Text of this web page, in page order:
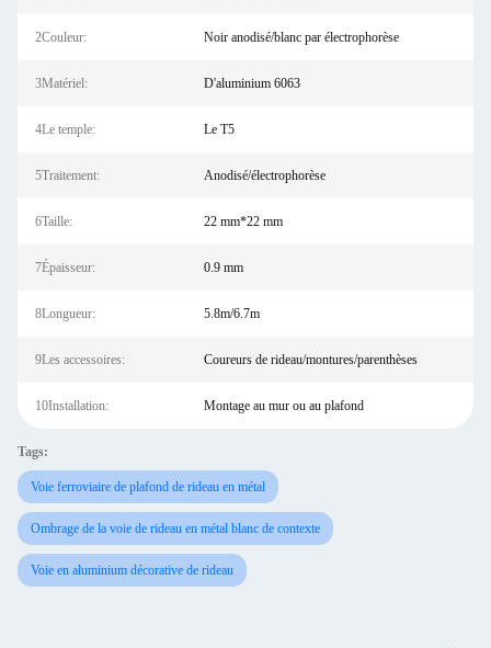
2Couleur: Noir anodisé/blanc par électrophorèse
3Matériel: D'aluminium 6063
4Le temple: Le T5
5Traitement: Anodisé/électrophorèse
6Taille: 22 mm*22 mm
7Épaisseur: 0.9 mm
8Longueur: 5.8m/6.7m
9Les accessoires: Coureurs de rideau/montures/parenthèses
10Installation: Montage au mur ou au plafond
Tags:
Voie ferroviaire de plafond de rideau en métal
Ombrage de la voie de rideau en métal blanc de contexte
Voie en aluminium décorative de rideau